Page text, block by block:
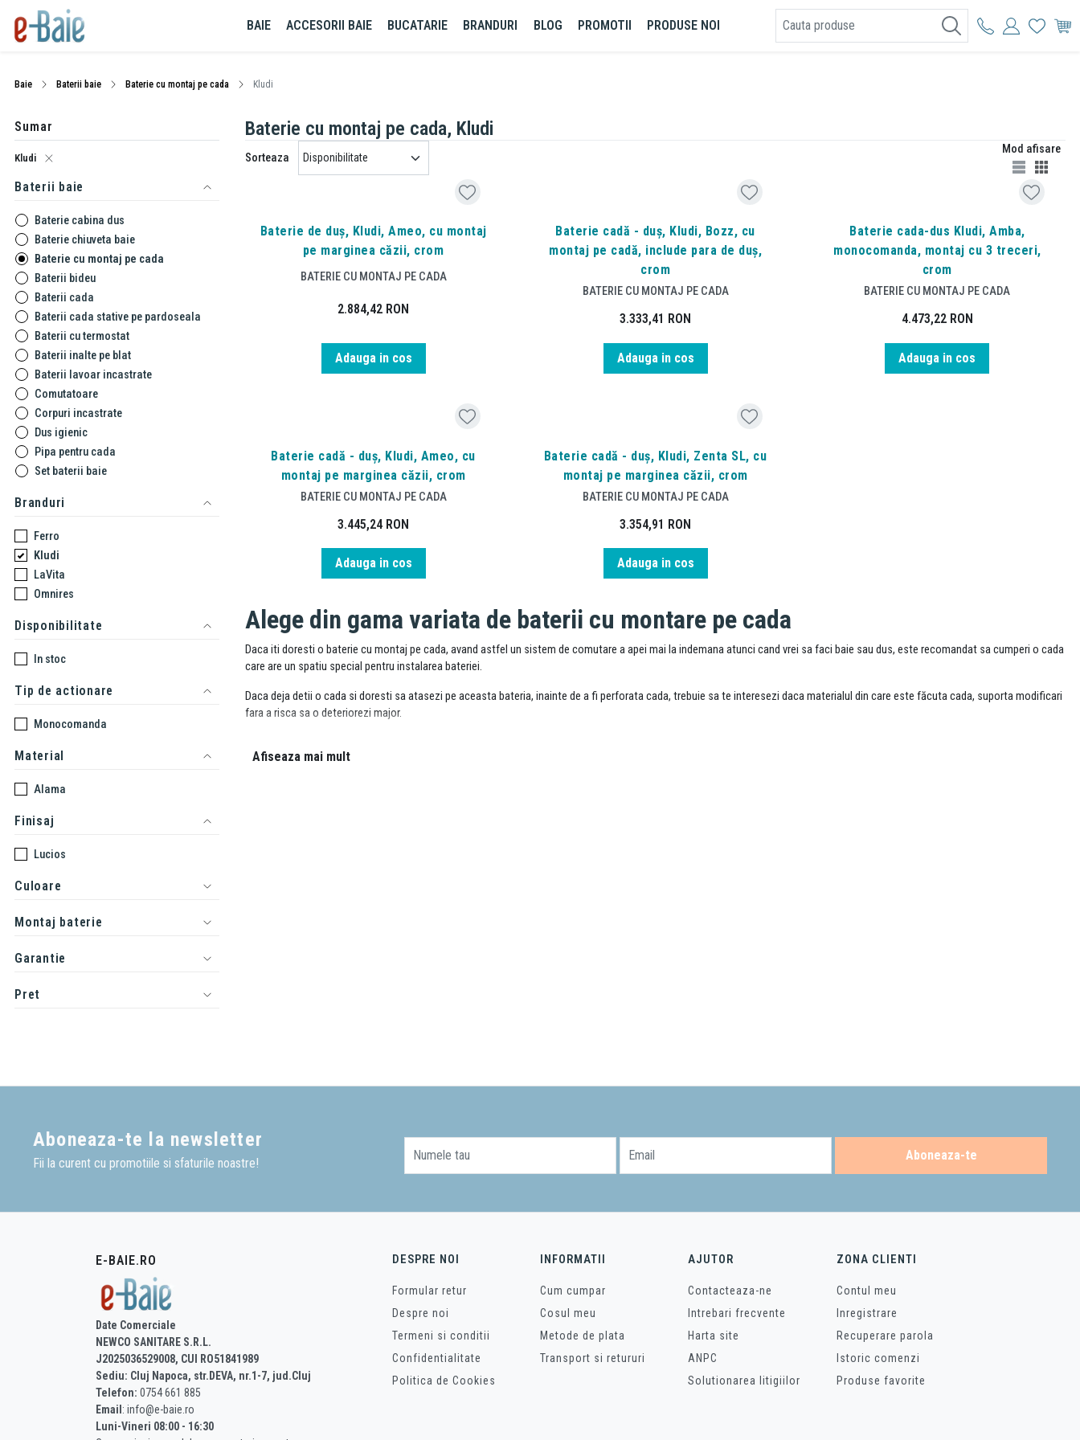
BAIE ACCESORII BAIE BUCATARIE BRANDURI BLOG PROMOTII PRODUSE NOI
Baie Baterii baie Baterie cu montaj pe cada Kludi
Sumar
Kludi
Baterii baie
Baterie cabina dus
Baterie chiuveta baie
Baterie cu montaj pe cada
Baterii bideu
Baterii cada
Baterii cada stative pe pardoseala
Baterii cu termostat
Baterii inalte pe blat
Baterii lavoar incastrate
Comutatoare
Corpuri incastrate
Dus igienic
Pipa pentru cada
Set baterii baie
Branduri
Ferro
Kludi
LaVita
Omnires
Disponibilitate
In stoc
Tip de actionare
Monocomanda
Material
Alama
Finisaj
Lucios
Culoare
Montaj baterie
Garantie
Pret
Baterie cu montaj pe cada, Kludi
Sorteaza
Mod afisare
Baterie de duș, Kludi, Ameo, cu montaj
pe marginea căzii, crom
BATERIE CU MONTAJ PE CADA
2.884,42 RON
Adauga in cos
Baterie cadă - duș, Kludi, Bozz, cu
montaj pe cadă, include para de duș,
crom
BATERIE CU MONTAJ PE CADA
3.333,41 RON
Adauga in cos
Baterie cada-dus Kludi, Amba,
monocomanda, montaj cu 3 treceri,
crom
BATERIE CU MONTAJ PE CADA
4.473,22 RON
Adauga in cos
Baterie cadă - duș, Kludi, Ameo, cu
montaj pe marginea căzii, crom
BATERIE CU MONTAJ PE CADA
3.445,24 RON
Adauga in cos
Baterie cadă - duș, Kludi, Zenta SL, cu
montaj pe marginea căzii, crom
BATERIE CU MONTAJ PE CADA
3.354,91 RON
Adauga in cos
Alege din gama variata de baterii cu montare pe cada
Daca iti doresti o baterie cu montaj pe cada, avand astfel un sistem de comutarea apei mai la indemana atunci cand vrei sa faci baie sau dus, este recomandat sa cumperi o cada
care are un spatiu special pentru instalarea bateriei.
Daca deja detii o cada si doresti sa atasezi pe aceasta bateria, inainte de a fi perforata cada, trebuie sa te interesezi daca materialul din care este făcuta cada, suporta modificari
fara a risca sa o deteriorezi major.
Afiseaza mai mult
Aboneaza-te la newsletter
Fii la curent cu promotiile si sfaturile noastre!
Numele tau Email Aboneaza-te
E-BAIE.RO
Date Comerciale
NEWCO SANITARE S.R.L.
J2025036529008, CUI RO51841989
Sediu: Cluj Napoca, str.DEVA, nr.1-7, jud.Cluj
Telefon: 0754 661 885
Email: info@e-baie.ro
Luni-Vineri 08:00 - 16:30
DESPRE NOI
Formular retur
Despre noi
Termeni si conditii
Confidentialitate
Politica de Cookies
INFORMATII
Cum cumpar
Cosul meu
Metode de plata
Transport si retururi
AJUTOR
Contacteaza-ne
Intrebari frecvente
Harta site
ANPC
Solutionarea litigiilor
ZONA CLIENTI
Contul meu
Inregistrare
Recuperare parola
Istoric comenzi
Produse favorite